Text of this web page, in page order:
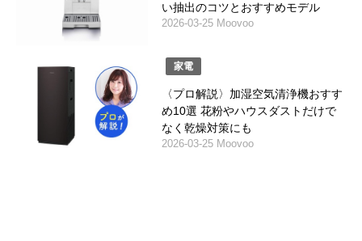
い抽出のコツとおすすめモデル
2026-03-25 Moovoo
家電
〈プロ解説〉加湿空気清浄機おすす
め10選 花粉やハウスダストだけで
なく乾燥対策にも
2026-03-25 Moovoo